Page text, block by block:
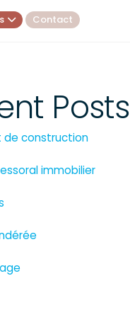
Contact
Posts
de construction
immobilier